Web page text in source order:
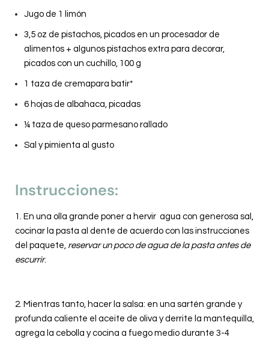
Jugo de 1 limón
3,5 oz de pistachos, picados en un procesador de
alimentos + algunos pistachos extra para decorar,
picados con un cuchillo, 100 g
1 taza de cremapara batir*
6 hojas de albahaca, picadas
¼ taza de queso parmesano rallado
Sal y pimienta al gusto
Instrucciones:
1. En una olla grande poner a hervir agua con generosa sal,
cocinar la pasta al dente de acuerdo con las instrucciones
del paquete, reservar un poco de agua de la pasta antes de
escurrir.
2. Mientras tanto, hacer la salsa: en una sartén grande y
profunda caliente el aceite de oliva y derrite la mantequilla,
agrega la cebolla y cocina a fuego medio durante 3-4